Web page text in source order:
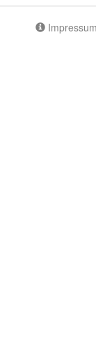
Impressum